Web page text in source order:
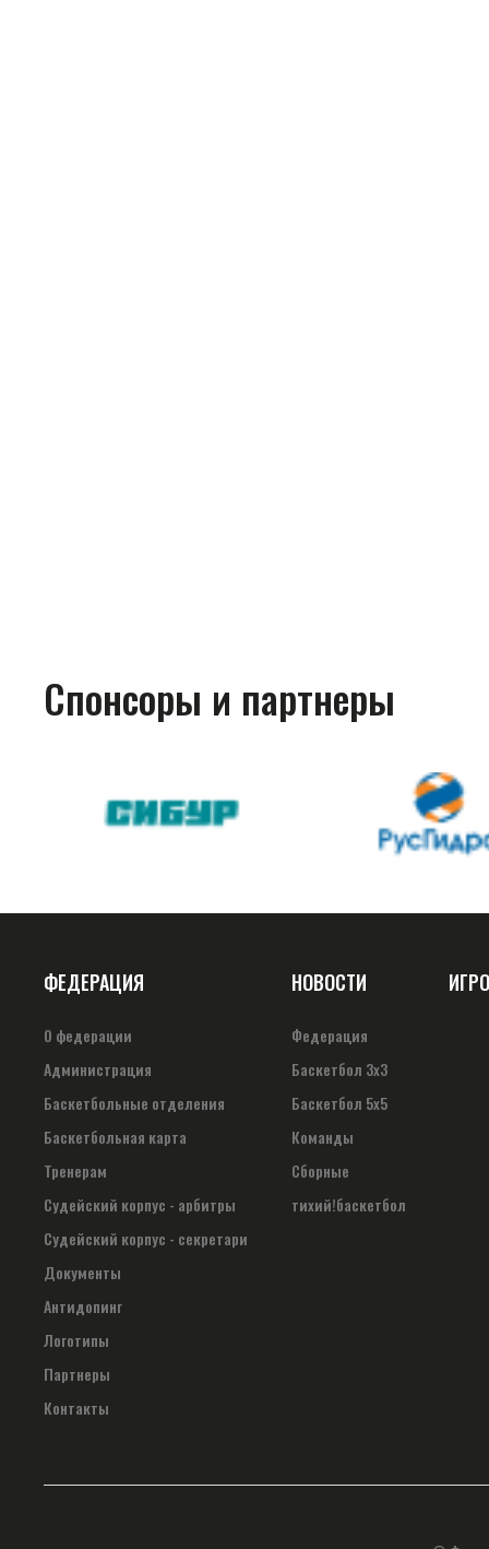
Спонсоры и партнеры
ФЕДЕРАЦИЯ
О федерации
Администрация
Баскетбольные отделения
Баскетбольная карта
Тренерам
Судейский корпус - арбитры
Судейский корпус - секретари
Документы
Антидопинг
Логотипы
Партнеры
Контакты
НОВОСТИ
Федерация
Баскетбол 3х3
Баскетбол 5х5
Команды
Сборные
тихий!баскетбол